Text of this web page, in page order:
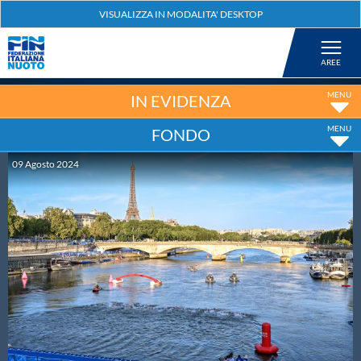
Nuoto
Tuffi
Artistico
Fondo
Salvamento
IN EVIDENZA
FONDO
09Agosto2024